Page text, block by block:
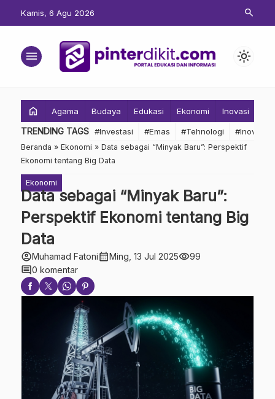
Kamis, 6 Agu 2026 search
menu light_mode
home Agama Budaya Edukasi Ekonomi Inovasi
TRENDING TAGS #Investasi #Emas #Tehnologi #Inovasi
Beranda » Ekonomi » Data sebagai “Minyak Baru”: Perspektif
Ekonomi tentang Big Data
Ekonomi
Data sebagai “Minyak Baru”:
Perspektif Ekonomi tentang Big
Data
account_circleMuhamad Fatonicalendar_monthMing, 13 Jul 2025visibility99
comment0 komentar